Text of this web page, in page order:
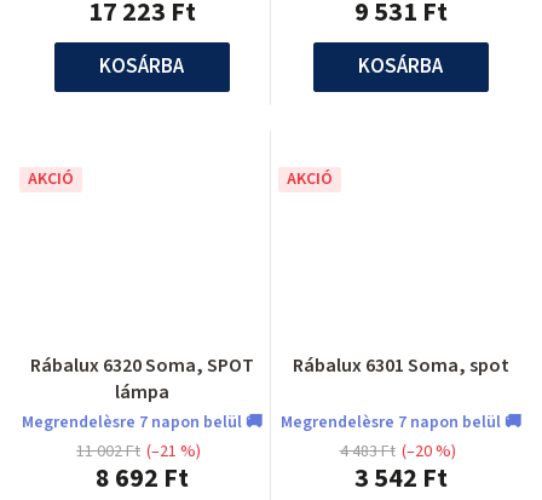
17 223 Ft
KOSÁRBA
9 531 Ft
KOSÁRBA
AKCIÓ
Rábalux 6320 Soma, SPOT
lámpa
Megrendelèsre 7 napon belül 🚚
8 692 Ft
11 002 Ft (–21 %)
AKCIÓ
Rábalux 6301 Soma, spot
Megrendelèsre 7 napon belül 🚚
3 542 Ft
4 483 Ft (–20 %)